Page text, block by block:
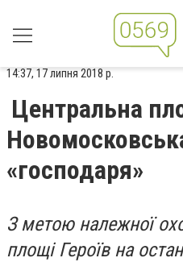
14:37, 17 липня 2018 р.
Центральна
«господаря»
З метою належної
площі Героїв на